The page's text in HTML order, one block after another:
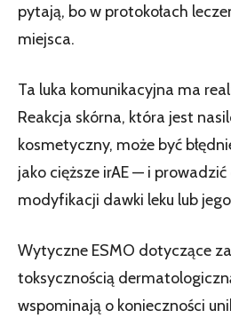
pytają, bo w protokołach
miejsca.
Ta luka komunikacyjna ma
Reakcja skórna, która jest
kosmetyczny, może być
jako cięższe irAE — i
modyfikacji dawki leku lub
Wytyczne ESMO dotyczące
toksycznością
wspominają o konieczności